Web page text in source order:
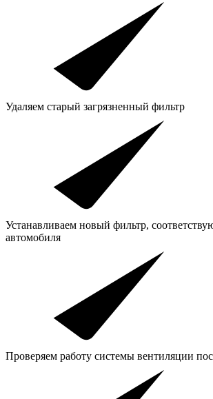
Удаляем старый загрязненный фильтр
Устанавливаем новый фильтр,
автомобиля
Проверяем работу системы вентиляции